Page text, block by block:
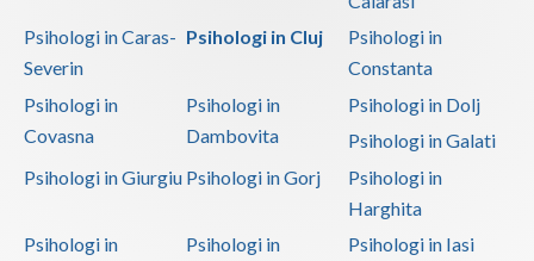
Psihologi in Caras-
Severin
Psihologi in Cluj
Psihologi in
Constanta
Psihologi in
Covasna
Psihologi in
Dambovita
Psihologi in Dolj
Psihologi in Galati
Psihologi in Giurgiu Psihologi in Gorj
Psihologi in
Harghita
Psihologi in
Psihologi in
Psihologi in Iasi